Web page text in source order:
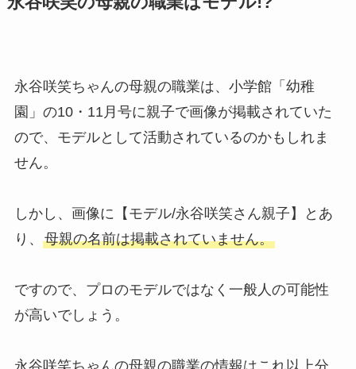
永谷咲笑ちゃんの母親の職業は、小学館「幼稚
園」の10・11月号に親子で画像が掲載されていた
ので、モデルとして活動されているのかもしれま
せん。
しかし、画像に【モデル/永谷咲笑さん親子】とあ
り、 母親の名前は掲載されていません。
ですので、プロのモデルではなく一般人の可能性
が高いでしょう。